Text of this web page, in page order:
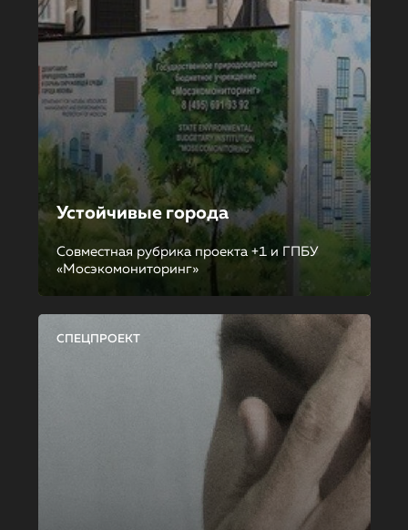
Устойчивые города
Совместная рубрика проекта +1 и ГПБУ
«Мосэкомониторинг»
СПЕЦПРОЕКТ